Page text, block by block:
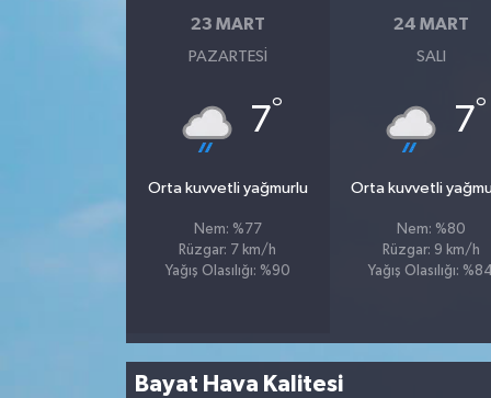
23 MART
PAZARTESI
7°
Orta kuvvetli yağmurlu
Nem: %77
Rüzgar: 7 km/h
Yağış Olasılığı: %90
24 MART
SALI
7°
Orta kuvvetli
Nem: %80
Rüzgar: 9 km/h
Yağış Olasılığı: %84
Bayat Hava Kalitesi
Tüm Makaleler
Tüm Haberler